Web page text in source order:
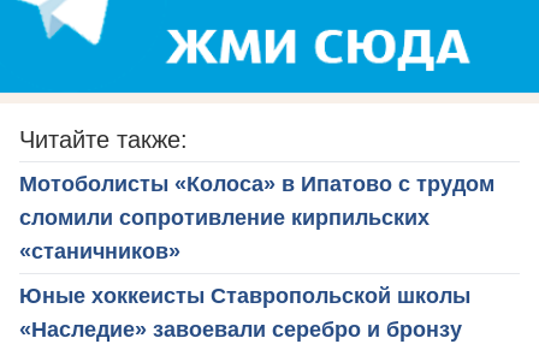
Читайте также:
Мотоболисты «Колоса» в Ипатово с трудом
сломили сопротивление кирпильских
«станичников»
Юные хоккеисты Ставропольской школы
«Наследие» завоевали серебро и бронзу